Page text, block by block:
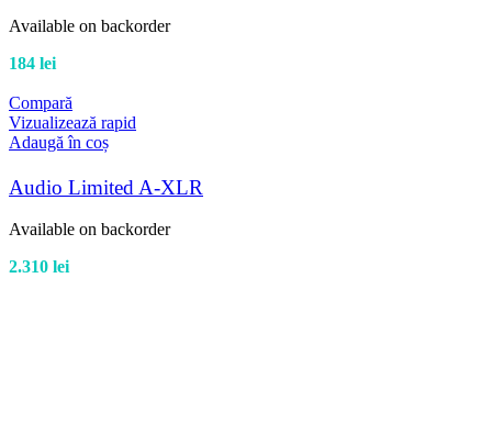
Available on backorder
184 lei
Compară
Vizualizează rapid
Adaugă în coș
Audio Limited A-XLR
Available on backorder
2.310 lei